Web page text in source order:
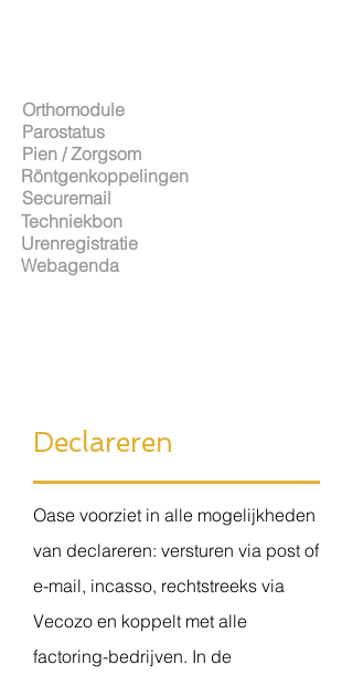
Orthomodule
Parostatus
Pien / Zorgsom
Röntgenkoppelingen
Securemail
Techniekbon
Urenregistratie
Webagenda
Declareren
Oase voorziet in alle mogelijkheden
van declareren: versturen via post of
e-mail, incasso, rechtstreeks via
Vecozo en koppelt met alle
factoring-bedrijven. In de